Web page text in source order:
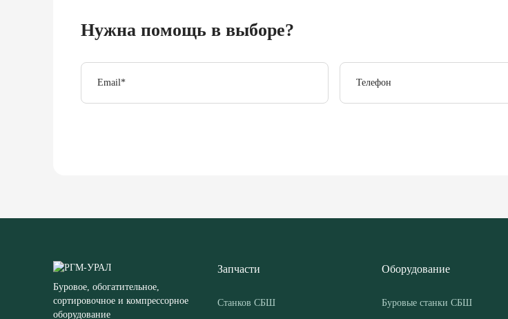
Нужна помощь в выборе?
Email* Телефон
Буровое, обогатительное,
сортировочное и компрессорное
оборудование
Запчасти
Станков СБШ
Оборудование
Буровые станки СБШ